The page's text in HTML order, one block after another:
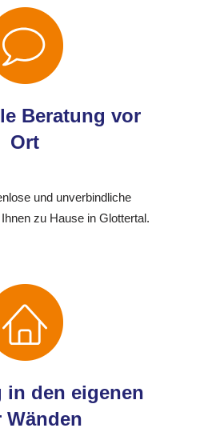
Beratung vor
Ort
und unverbindliche
zu Hause in Glottertal.
in den eigenen
Wänden